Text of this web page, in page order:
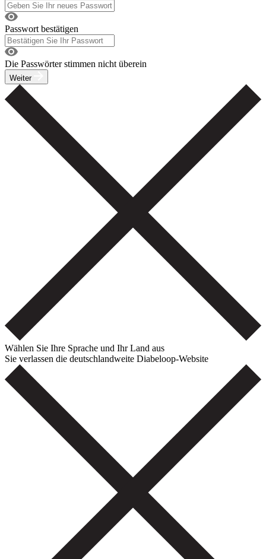
Passwort bestätigen
Die Passwörter stimmen nicht überein
Weiter
Wählen Sie Ihre Sprache und Ihr Land aus
Sie verlassen die deutschlandweite Diabeloop-Website